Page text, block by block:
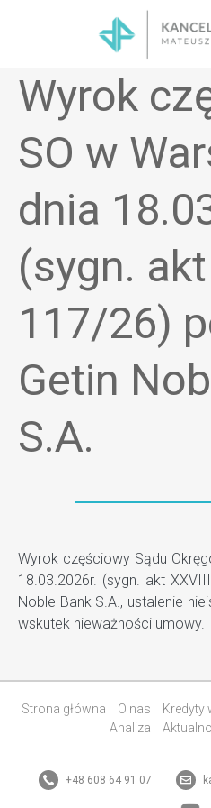
Wyrok
SO w
dnia
(sygn.
117/26)
Getin
S.A.
Wyrok częściowy Sądu
18.03.2026r. (sygn. akt
Noble Bank S.A., ustalenie
wskutek nieważności umowy.
Strona główna O nas Kredyty
Analiza
+48 608 64 91 07